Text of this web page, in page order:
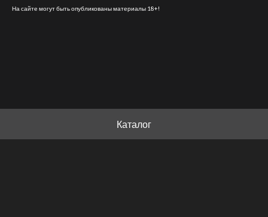
На сайте могут быть опубликованы материалы 18+!
Каталог